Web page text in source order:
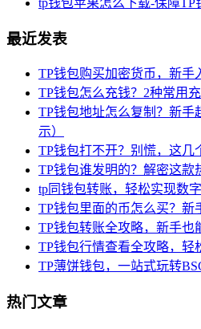
tp钱包苹果怎么下载-保障TP
最近发表
TP钱包购买加密货币，新手
TP钱包怎么充钱？2种常用
TP钱包地址怎么复制？新手
示）
TP钱包打不开？别慌，这几
TP钱包谁发明的？解密这款
tp同钱包转账，轻松实现数
TP钱包里面的币怎么买？新
TP钱包转账全攻略，新手也
TP钱包行情查看全攻略，轻
TP薄饼钱包，一站式玩转
热门文章